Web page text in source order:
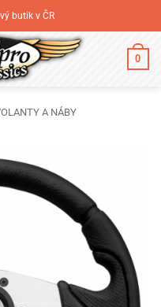
butik v ČR
0
A NÁBY